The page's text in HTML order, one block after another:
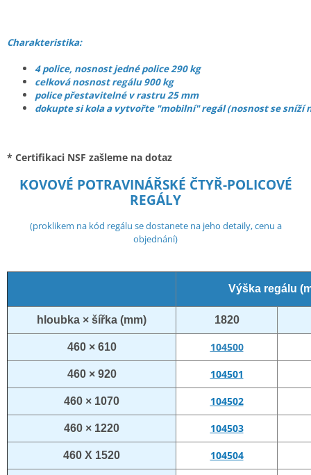
Charakteristika:
4 police, nosnost jedné police 290 kg
celková nosnost regálu 900 kg
police přestavitelné v rastru 25 mm
dokupte si kola a vytvořte "mobilní" regál (nosnost se sníží
* Certifikaci NSF zašleme na dotaz
KOVOVÉ POTRAVINÁŘSKÉ ČTYŘ-POLICOVÉ
REGÁLY
(proklikem na kód regálu se dostanete na jeho detaily, cenu a
objednání)
Výška regálu
hloubka × šířka (mm) 1820
460 × 610 104500
460 × 920 104501
460 × 1070 104502
460 × 1220 104503
460 X 1520 104504